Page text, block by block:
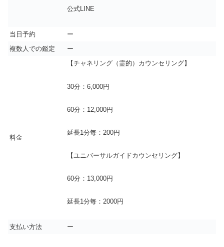
公式LINE
当日予約
ー
複数人での鑑定
ー
料金
【チャネリング（霊的）カウンセリング】
30分：6,000円
60分：12,000円
延長1分毎：200円
【ユニバーサルガイドカウンセリング】
60分：13,000円
延長1分毎：2000円
支払い方法 ー